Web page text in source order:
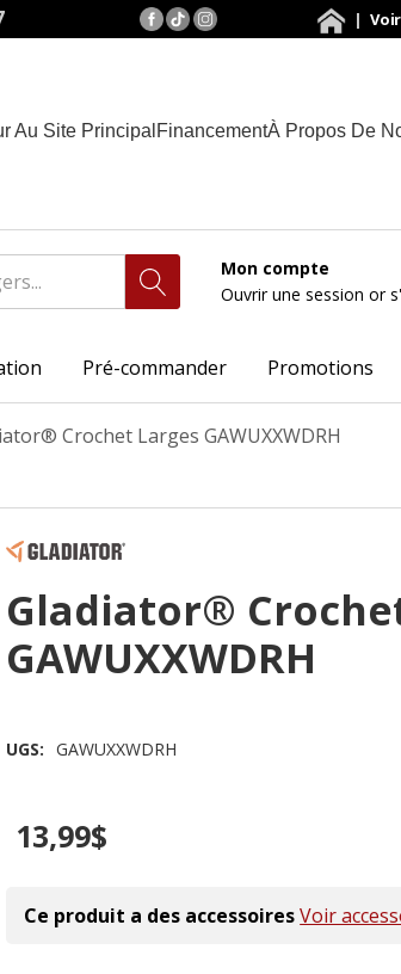
|
Au Site Principal FinancementÀ Propos De
Mon compte
Ouvrir une session or
Pré-commander Promotions
Crochet Larges GAWUXXWDRH
Gladiator®
GAWUXXWDRH
UGS: GAWUXXWDRH
13,99$
Ce produit a des accessoiresVoir